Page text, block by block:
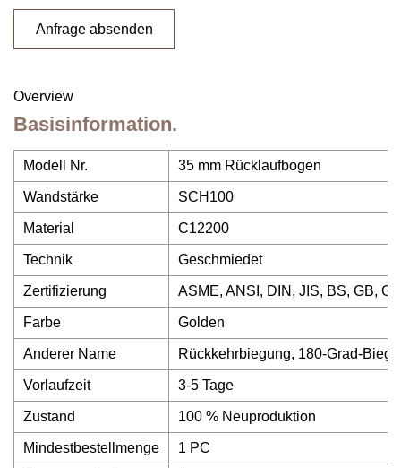
Anfrage absenden
Overview
Basisinformation.
Modell Nr. 35 mm Rücklaufbogen
Wandstärke SCH100
Material C12200
Technik Geschmiedet
Zertifizierung ASME, ANSI, DIN, JIS, BS, GB, GS
Farbe Golden
Anderer Name Rückkehrbiegung, 180-Grad-
Vorlaufzeit 3-5 Tage
Zustand 100 % Neuproduktion
Mindestbestellmenge 1 PC